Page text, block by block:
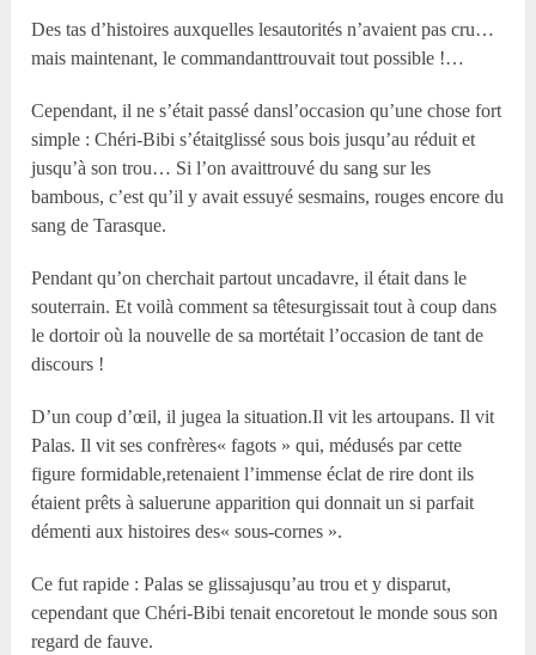
Des tas d’histoires auxquelles lesautorités n’avaient pas cru…
mais maintenant, le commandanttrouvait tout possible !…
Cependant, il ne s’était passé dansl’occasion qu’une chose fort
simple : Chéri-Bibi s’étaitglissé sous bois jusqu’au réduit et
jusqu’à son trou… Si l’on avaittrouvé du sang sur les
bambous, c’est qu’il y avait essuyé sesmains, rouges encore du
sang de Tarasque.
Pendant qu’on cherchait partout uncadavre, il était dans le
souterrain. Et voilà comment sa têtesurgissait tout à coup dans
le dortoir où la nouvelle de sa mortétait l’occasion de tant de
discours !
D’un coup d’œil, il jugea la situation.Il vit les artoupans. Il vit
Palas. Il vit ses confrères« fagots » qui, médusés par cette
figure formidable,retenaient l’immense éclat de rire dont ils
étaient prêts à saluerune apparition qui donnait un si parfait
démenti aux histoires des« sous-cornes ».
Ce fut rapide : Palas se glissajusqu’au trou et y disparut,
cependant que Chéri-Bibi tenait encoretout le monde sous son
regard de fauve.